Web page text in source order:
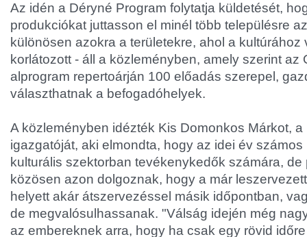
Az idén a Déryné Program folytatja küldetését,
produkciókat juttasson el minél több településre
különösen azokra a területekre, ahol a kultúrához
korlátozott - áll a közleményben, amely szerint az
alprogram repertoárján 100 előadás szerepel,
választhatnak a befogadóhelyek.
A közleményben idézték Kis Domonkos Márkot,
igazgatóját, aki elmondta, hogy az idei év
kulturális szektorban tevékenykedők számára, de
közösen azon dolgoznak, hogy a már
helyett akár átszervezéssel másik időpontban,
de megvalósulhassanak. "Válság idején még
az embereknek arra, hogy ha csak egy rövid